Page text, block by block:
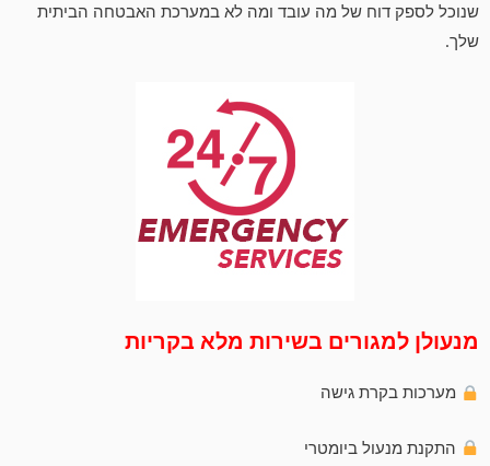
שנוכל לספק דוח של מה עובד ומה לא במערכת האבטחה הביתית
שלך.
מנעולן למגורים בשירות מלא בקריות
מערכות בקרת גישה
התקנת מנעול ביומטרי